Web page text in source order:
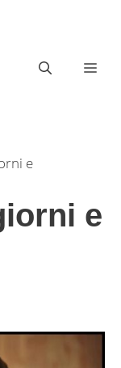
e
e